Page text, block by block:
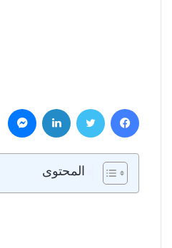
فيسبوك تويتر لينكدإن
المحتوى